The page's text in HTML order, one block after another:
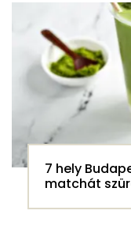
7 hely
matchát